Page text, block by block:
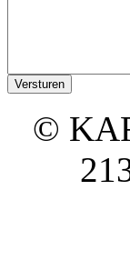
©